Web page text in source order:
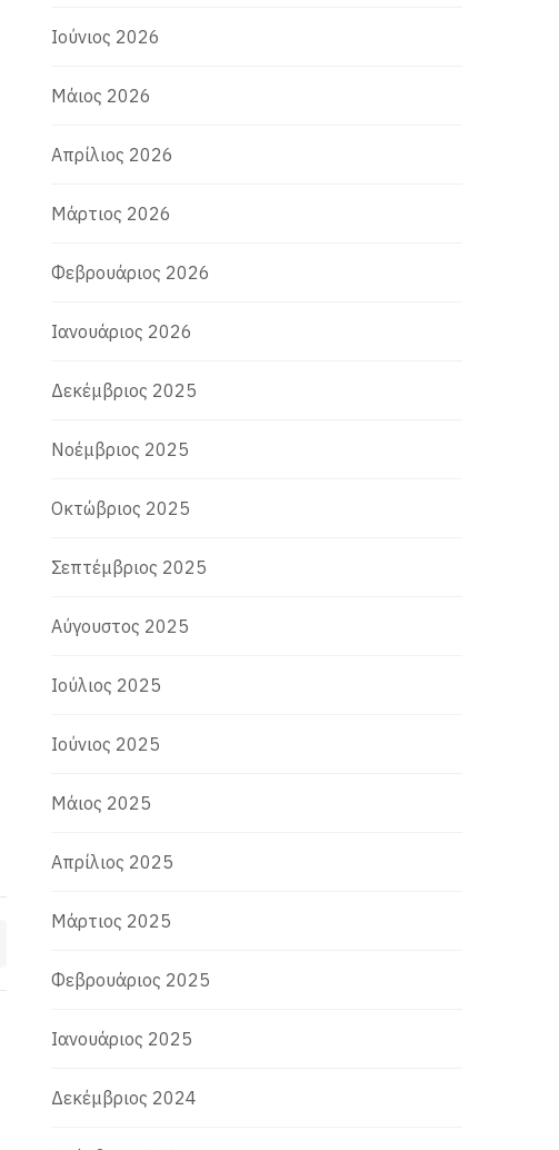
Ιούνιος 2026
Μάιος 2026
Απρίλιος 2026
Μάρτιος 2026
Φεβρουάριος 2026
Ιανουάριος 2026
Δεκέμβριος 2025
Νοέμβριος 2025
Οκτώβριος 2025
Σεπτέμβριος 2025
Αύγουστος 2025
Ιούλιος 2025
Ιούνιος 2025
Μάιος 2025
Απρίλιος 2025
Μάρτιος 2025
Φεβρουάριος 2025
Ιανουάριος 2025
Δεκέμβριος 2024